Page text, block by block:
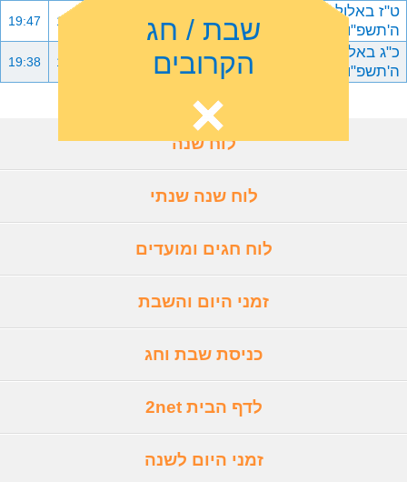
ט"ז באלול
ה'תשפ"ו
28-29/8/2026 כי תבוא 18:40
19:47
כ"ג באלול
ה'תשפ"ו
4-5/9/2026 ניצבים וילך 18:31
19:38
שבת / חג
הקרובים
לוח שנה
לוח שנה שנתי
לוח חגים ומועדים
זמני היום והשבת
כניסת שבת וחג
לדף הבית 2net
זמני היום לשנה